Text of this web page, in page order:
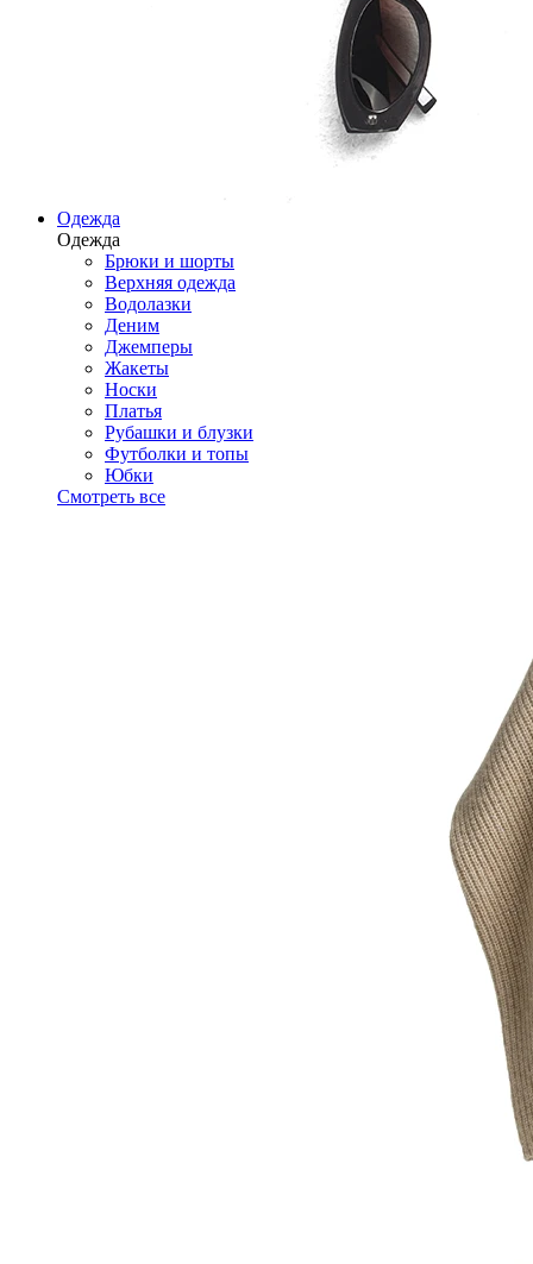
Одежда
Одежда
Брюки и шорты
Верхняя одежда
Водолазки
Деним
Джемперы
Жакеты
Носки
Платья
Рубашки и блузки
Футболки и топы
Юбки
Смотреть все